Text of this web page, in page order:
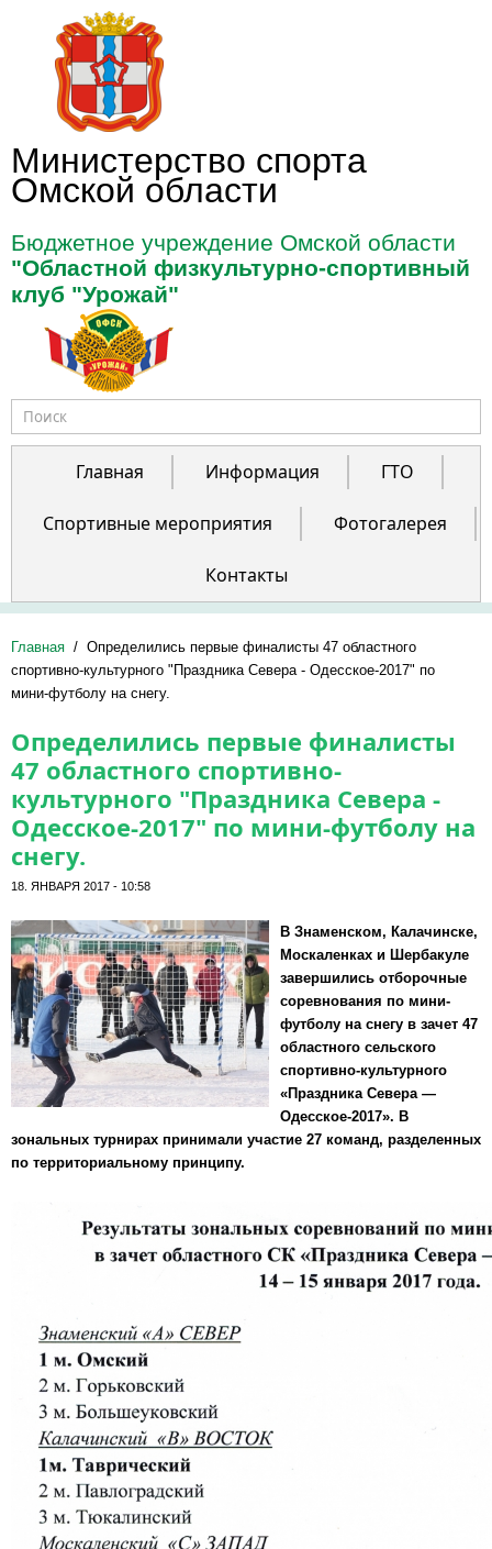
Перейти к основному содержанию
Министерство спорта
Омской области
Бюджетное учреждение Омской области
"Областной физкультурно-спортивный
клуб "Урожай"
Форма поиска
Главная
Информация ГТО
Спортивные мероприятия Фотогалерея
Контакты
Главная / Определились первые финалисты 47 областного
спортивно-культурного "Праздника Севера - Одесское-2017" по
мини-футболу на снегу.
Определились первые финалисты
47 областного спортивно-
культурного "Праздника Севера -
Одесское-2017" по мини-футболу на
снегу.
18. ЯНВАРЯ 2017 - 10:58
В Знаменском, Калачинске,
Москаленках и Шербакуле
завершились отборочные
соревнования по мини-
футболу на снегу в зачет 47
областного сельского
спортивно-культурного
«Праздника Севера —
Одесское-2017». В
зональных турнирах принимали участие 27 команд, разделенных
по территориальному принципу.